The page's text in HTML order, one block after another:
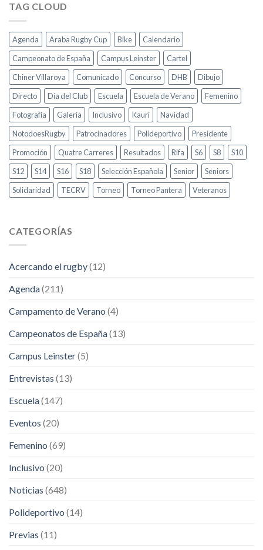
TAG CLOUD
Agenda Araba Rugby Cup Bike
Calendario
Campeonato de España
Campus Leinster
Cartel
Chiner Villaroya
Comunicado Concurso DHB
Dibujo
Directo
Día del Club Escuela Escuela de Verano
Femenino
Fotografía
Galería Inclusivo Kauri
Navidad
NotodoesRugby
Patrocinadores Polideportivo
Presidente
Promoción
Quatre Carreres Resultados Rifa S6 S8
S10
S12
S14 S16 S18 Selección Española Senior
Seniors
Solidaridad
TECRV Torneo Torneo Pantera Veteranos
CATEGORÍAS
Acercando el rugby(12)
Agenda(211)
Campamento de Verano (4)
Campeonatos de España(13)
Campus Leinster(5)
Entrevistas (13)
Escuela(147)
Eventos (20)
Femenino (69)
Inclusivo (20)
Noticias (648)
Polideportivo (14)
Previas (11)